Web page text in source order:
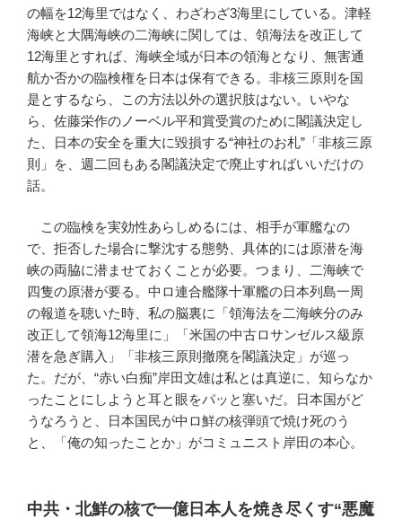
の幅を12海里ではなく、わざわざ3海里にしている。津軽
海峡と大隅海峡の二海峡に関しては、領海法を改正して
12海里とすれば、海峡全域が日本の領海となり、無害通
航か否かの臨検権を日本は保有できる。非核三原則を国
是とするなら、この方法以外の選択肢はない。いやな
ら、佐藤栄作のノーベル平和賞受賞のために閣議決定し
た、日本の安全を重大に毀損する“神社のお札”「非核三原
則」を、週二回もある閣議決定で廃止すればいいだけの
話。
この臨検を実効性あらしめるには、相手が軍艦なの
で、拒否した場合に撃沈する態勢、具体的には原潜を海
峡の両脇に潜ませておくことが必要。つまり、二海峡で
四隻の原潜が要る。中ロ連合艦隊十軍艦の日本列島一周
の報道を聴いた時、私の脳裏に「領海法を二海峡分のみ
改正して領海12海里に」「米国の中古ロサンゼルス級原
潜を急ぎ購入」「非核三原則撤廃を閣議決定」が巡っ
た。だが、“赤い白痴”岸田文雄は私とは真逆に、知らなか
ったことにしようと耳と眼をパッと塞いだ。日本国がど
うなろうと、日本国民が中ロ鮮の核弾頭で焼け死のう
と、「俺の知ったことか」がコミュニスト岸田の本心。
中共・北鮮の核で一億日本人を焼き尽くす“悪魔